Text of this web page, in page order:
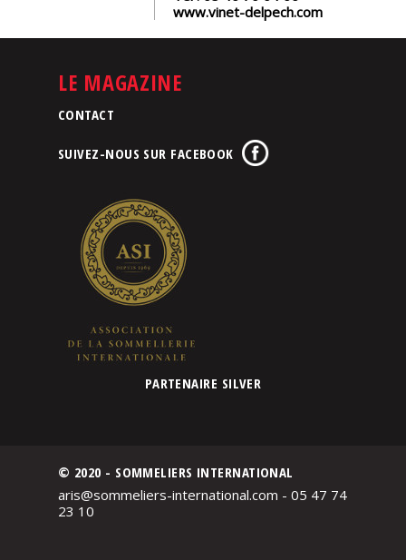
Le
Télécharger
www.vinet-delpech.com
LE MAGAZINE
CONTACT
SUIVEZ-NOUS SUR FACEBOOK
PARTENAIRE SILVER
© 2020 - SOMMELIERS INTERNATIONAL
aris@sommeliers-international.com - 05 47 74
23 10